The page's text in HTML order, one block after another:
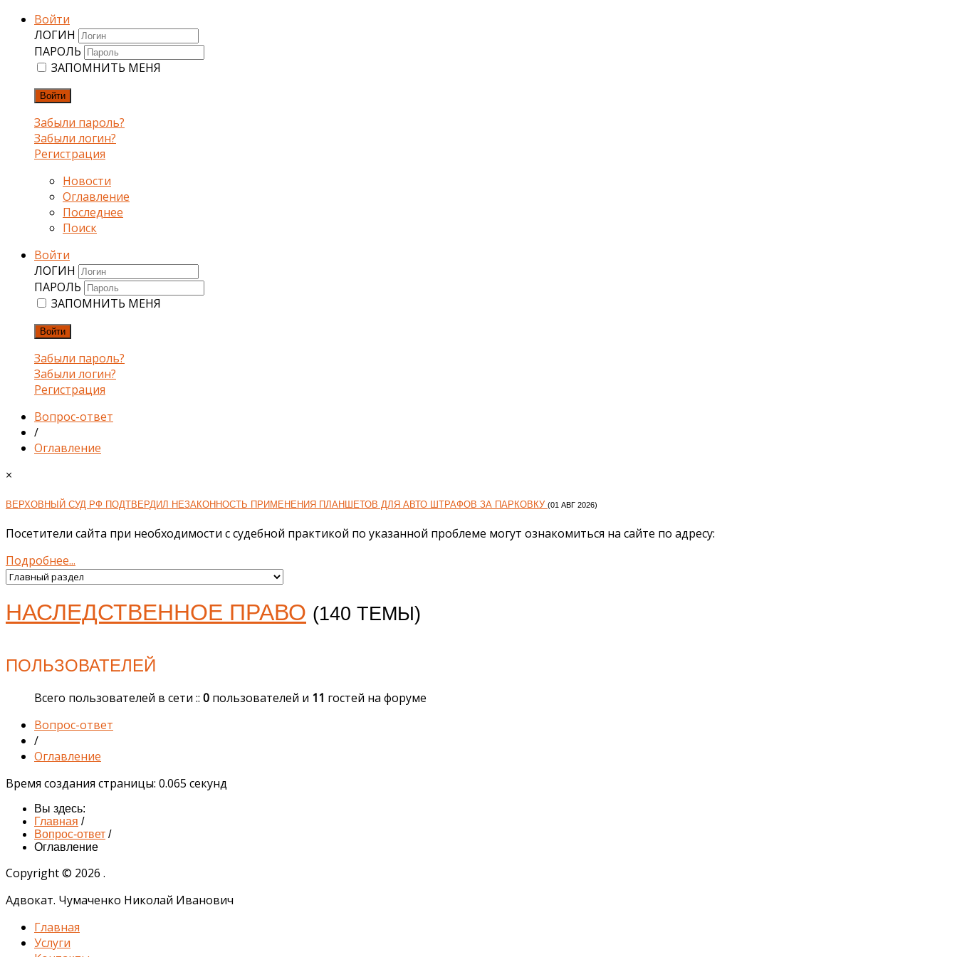
Войти
ЛОГИН
ПАРОЛЬ
ЗАПОМНИТЬ МЕНЯ
Войти
Забыли пароль?
Забыли логин?
Регистрация
Новости
Оглавление
Последнее
Поиск
Войти
ЛОГИН
ПАРОЛЬ
ЗАПОМНИТЬ МЕНЯ
Войти
Забыли пароль?
Забыли логин?
Регистрация
Вопрос-ответ
/
Оглавление
×
ВЕРХОВНЫЙ СУД РФ ПОДТВЕРДИЛ НЕЗАКОННОСТЬ ПРИМЕНЕНИЯ ПЛАНШЕТОВ ДЛЯ АВТО ШТРАФОВ ЗА ПАРКОВКУ (01 АВГ 2026)
Посетители сайта при необходимости с судебной практикой по указанной проблеме могут ознакомиться на сайте по адресу:
Подробнее...
НАСЛЕДСТВЕННОЕ ПРАВО (140 ТЕМЫ)
ПОЛЬЗОВАТЕЛЕЙ
Всего пользователей в сети :: 0 пользователей и 11 гостей на форуме
Вопрос-ответ
/
Оглавление
Время создания страницы: 0.065 секунд
Вы здесь:
Главная /
Вопрос-ответ /
Оглавление
Copyright © 2026 .
Адвокат. Чумаченко Николай Иванович
Главная
Услуги